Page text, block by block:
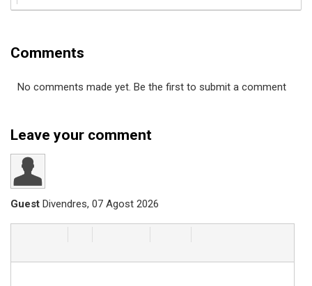
Comments
No comments made yet. Be the first to submit a comment
Leave your comment
Guest Divendres, 07 Agost 2026